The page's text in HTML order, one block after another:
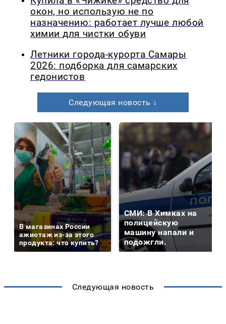
окон, но использую не по
назначению: работает лучше любой
химии для чистки обуви
Летники города-курорта Самары
2026: подборка для самарских
гедонистов
Следующая новость ↓
В магазинах России
ажиотаж из-за этого
продукта: что купить?
СМИ: В Химках на
полицейскую
машину напали и
подожгли.
Следующая новость